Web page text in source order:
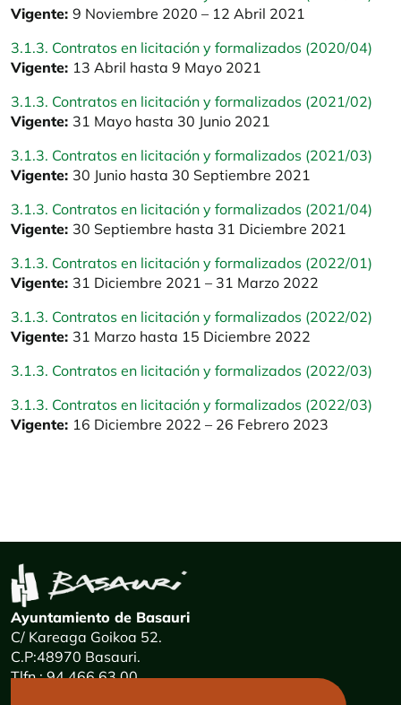
Vigente: 9 Noviembre 2020 – 12 Abril 2021
3.1.3. Contratos en licitación y formalizados (2020/04)
Vigente: 13 Abril hasta 9 Mayo 2021
3.1.3. Contratos en licitación y formalizados (2021/02)
Vigente: 31 Mayo hasta 30 Junio 2021
3.1.3. Contratos en licitación y formalizados (2021/03)
Vigente: 30 Junio hasta 30 Septiembre 2021
3.1.3. Contratos en licitación y formalizados (2021/04)
Vigente: 30 Septiembre hasta 31 Diciembre 2021
3.1.3. Contratos en licitación y formalizados (2022/01)
Vigente: 31 Diciembre 2021 – 31 Marzo 2022
3.1.3. Contratos en licitación y formalizados (2022/02)
Vigente: 31 Marzo hasta 15 Diciembre 2022
3.1.3. Contratos en licitación y formalizados (2022/03)
3.1.3. Contratos en licitación y formalizados (2022/03)
Vigente: 16 Diciembre 2022 – 26 Febrero 2023
Ayuntamiento de Basauri
C/ Kareaga Goikoa 52.
C.P:48970 Basauri.
Tlfn.: 94 466 63 00